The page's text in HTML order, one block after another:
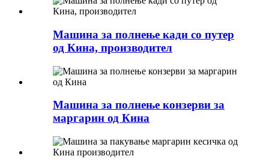
Машина за полнење кади со путер
од Кина, производител
Машина за полнење конзерви за
маргарин од Кина